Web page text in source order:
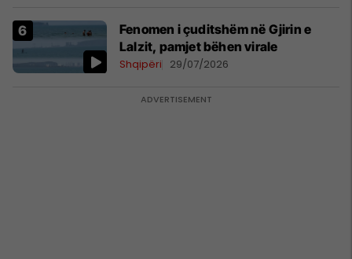
Fenomen i çuditshëm në Gjirin e
Lalzit, pamjet bëhen virale
Shqipëri 29/07/2026